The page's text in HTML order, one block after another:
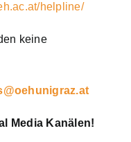
helpline/
keine
Media Kanälen!